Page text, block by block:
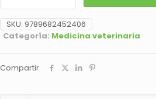
MEDICINA
VETERINARIA
Y
ZOOTECNIA
SKU: 9789682452406
Categoría: Medicina veterinaria
Compartir